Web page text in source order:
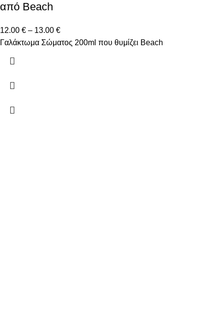
από Beach
12.00 € – 13.00 €
Γαλάκτωμα Σώματος 200ml που θυμίζει Beach